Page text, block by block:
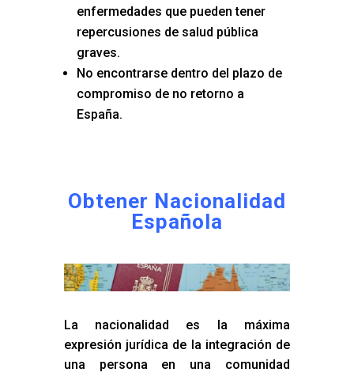
enfermedades que pueden tener
repercusiones de salud pública
graves.
No encontrarse dentro del plazo de
compromiso de no retorno a
España.
Obtener Nacionalidad
Española
La nacionalidad es la máxima
expresión jurídica de la integración de
una persona en una comunidad